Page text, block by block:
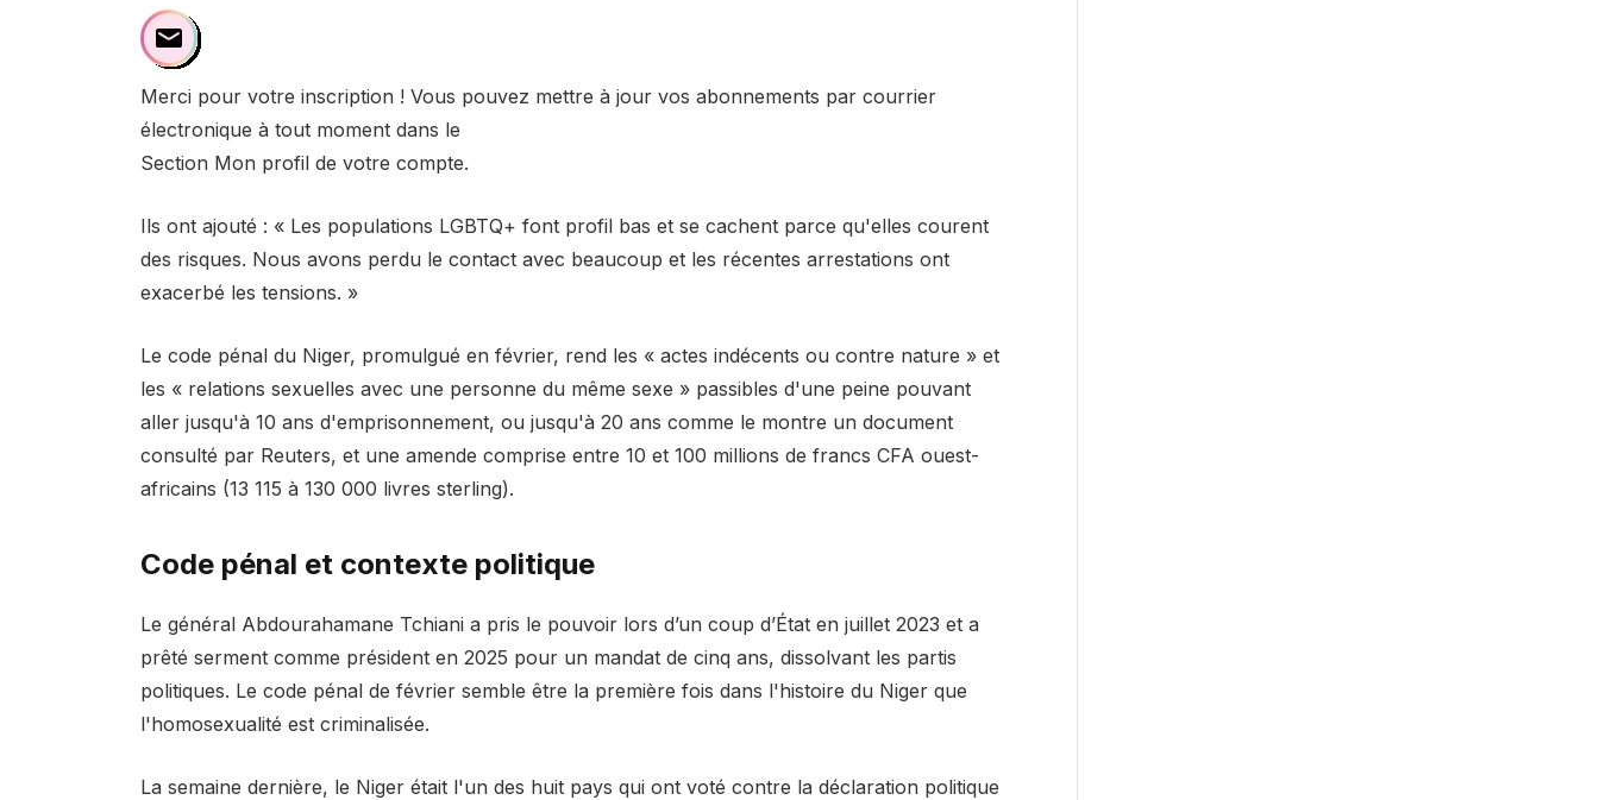
Merci pour votre inscription ! Vous pouvez mettre à jour vos abonnements par courrier
électronique à tout moment dans le
Section Mon profil de votre compte.
Ils ont ajouté : « Les populations LGBTQ+ font profil bas et se cachent parce qu'elles courent
des risques. Nous avons perdu le contact avec beaucoup et les récentes arrestations ont
exacerbé les tensions. »
Le code pénal du Niger, promulgué en février, rend les « actes indécents ou contre nature » et
les « relations sexuelles avec une personne du même sexe » passibles d'une peine pouvant
aller jusqu'à 10 ans d'emprisonnement, ou jusqu'à 20 ans comme le montre un document
consulté par Reuters, et une amende comprise entre 10 et 100 millions de francs CFA ouest-
africains (13 115 à 130 000 livres sterling).
Code pénal et contexte politique
Le général Abdourahamane Tchiani a pris le pouvoir lors d’un coup d’État en juillet 2023 et a
prêté serment comme président en 2025 pour un mandat de cinq ans, dissolvant les partis
politiques. Le code pénal de février semble être la première fois dans l'histoire du Niger que
l'homosexualité est criminalisée.
La semaine dernière, le Niger était l'un des huit pays qui ont voté contre la déclaration politique